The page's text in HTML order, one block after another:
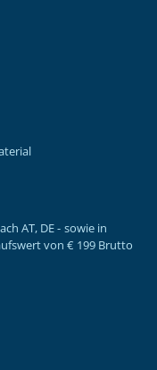
AT, DE - sowie in
von € 199 Brutto